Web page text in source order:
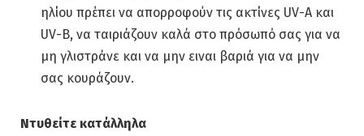
ηλίου πρέπει να απορροφούν τις ακτίνες UV-A και
UV-B, να ταιριάζουν καλά στο πρόσωπό σας για να
μη γλιστράνε και να μην ειναι βαριά για να μην
σας κουράζουν.
Ντυθείτε κατάλληλα